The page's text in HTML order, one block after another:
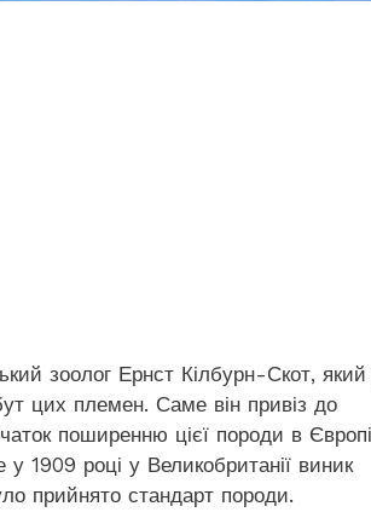
зоолог Ернст Кілбурн-Скот,
цих племен. Саме він привіз до
поширенню цієї породи в
1909 році у Великобританії виник
прийнято стандарт породи.